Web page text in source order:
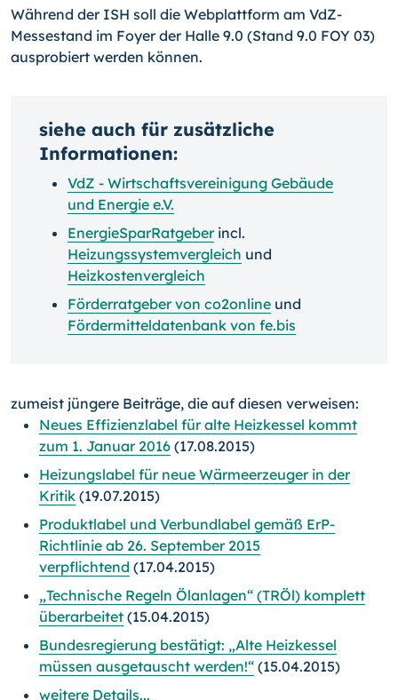
Während der ISH soll die Webplattform am VdZ-
Messestand im Foyer der Halle 9.0 (Stand 9.0 FOY 03)
ausprobiert werden können.
siehe auch für zusätzliche
Informationen:
VdZ - Wirtschaftsvereinigung Gebäude
und Energie e.V.
EnergieSparRatgeberincl.
Heizungssystemvergleich und
Heizkostenvergleich
Förderratgeber von co2online und
Fördermitteldatenbank von fe.bis
zumeist jüngere Beiträge, die auf diesen verweisen:
Neues Effizienzlabel für alte Heizkessel kommt
zum 1. Januar 2016 (17.08.2015)
Heizungslabel für neue Wärmeerzeuger in der
Kritik (19.07.2015)
Produktlabel und Verbundlabel gemäß ErP-
Richtlinie ab 26. September 2015
verpflichtend (17.04.2015)
„Technische Regeln Ölanlagen“ (TRÖl) komplett
überarbeitet (15.04.2015)
Bundesregierung bestätigt: „Alte Heizkessel
müssen ausgetauscht werden!“ (15.04.2015)
weitere Details...